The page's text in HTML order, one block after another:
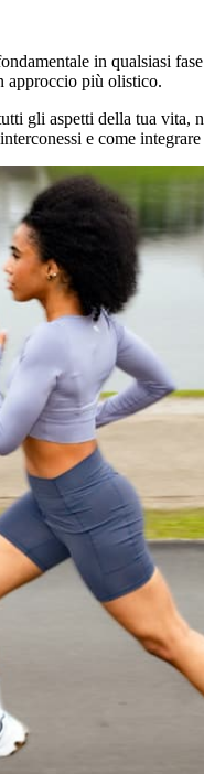
in qualsiasi
approccio più olistico.
gli aspetti della tua vita,
e come